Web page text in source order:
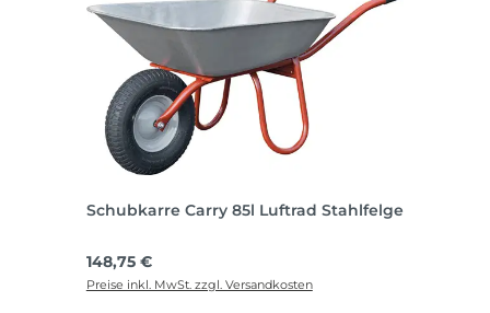
Schubkarre Carry 85l Luftrad Stahlfelge
Regulärer Preis:
148,75 €
Preise inkl. MwSt. zzgl. Versandkosten